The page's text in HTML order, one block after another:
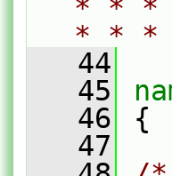
* * *
* *
   44
   45
   46
{
   47